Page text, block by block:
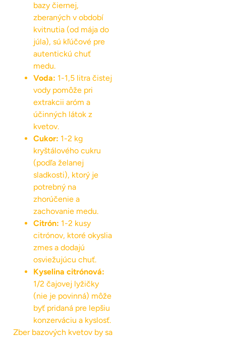
bazy čiernej,
zberaných v období
kvitnutia (od mája do
júla), sú kľúčové pre
autentickú chuť
medu.
Voda: 1-1,5 litra čistej
vody pomôže pri
extrakcii aróm a
účinných látok z
kvetov.
Cukor: 1-2 kg
kryštálového cukru
(podľa želanej
sladkosti), ktorý je
potrebný na
zhorúčenie a
zachovanie medu.
Citrón: 1-2 kusy
citrónov, ktoré okyslia
zmes a dodajú
osviežujúcu chuť.
Kyselina citrónová:
1/2 čajovej lyžičky
(nie je povinná) môže
byť pridaná pre lepšiu
konzerváciu a kyslosť.
Zber bazových kvetov by sa